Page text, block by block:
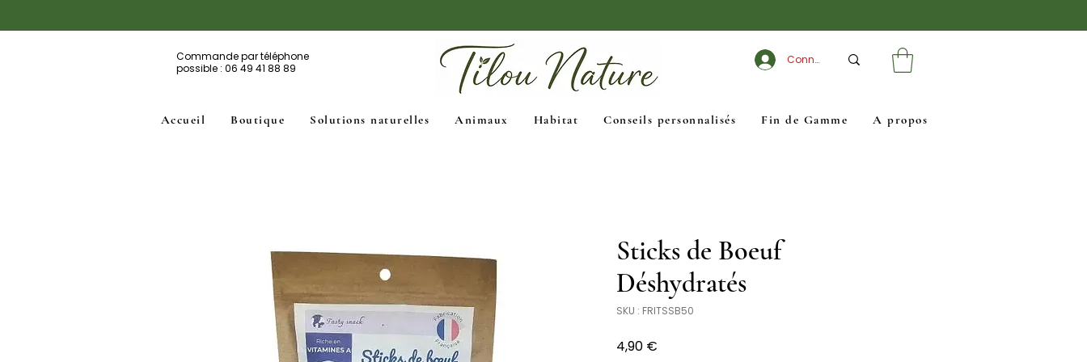
Commande par téléphone
possible : 06 49 41 88 89
Connexion
Accueil Boutique Solutions naturelles Animaux Habitat Conseils personnalisés Fin de Gamme A propos
Sticks de Boeuf
Déshydratés
SKU : FRITSSB50
4,90 €